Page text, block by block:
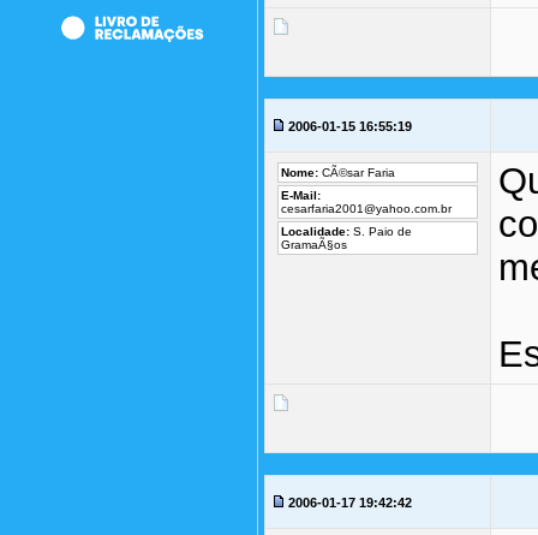
2006-01-15 16:55:19
Nome: CÃ©sar Faria
E-Mail:
cesarfaria2001@yahoo.com.br
Localidade: S. Paio de
GramaÃ§os
2006-01-17 19:42:42